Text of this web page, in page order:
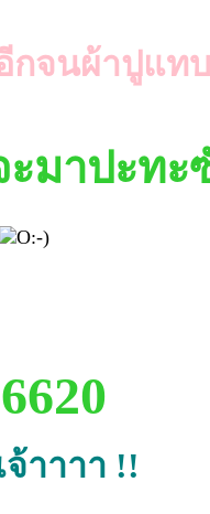
กจนผ้าปูแท
มาปะทะ
าาาา !!